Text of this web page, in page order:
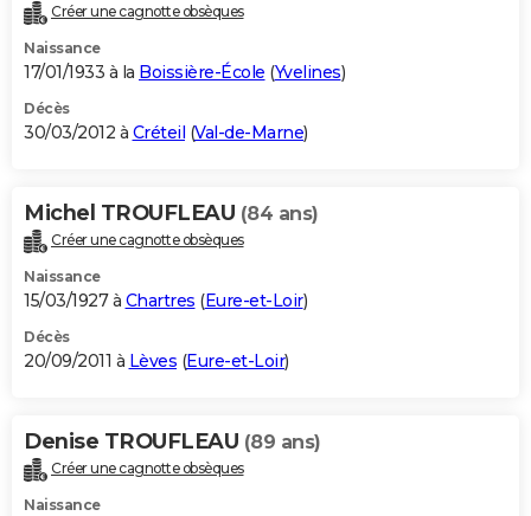
Créer une cagnotte obsèques
Naissance
17/01/1933 à la Boissière-École (Yvelines)
Décès
30/03/2012 à Créteil (Val-de-Marne)
Michel TROUFLEAU (84 ans)
Créer une cagnotte obsèques
Naissance
15/03/1927 à Chartres (Eure-et-Loir)
Décès
20/09/2011 à Lèves (Eure-et-Loir)
Denise TROUFLEAU (89 ans)
Créer une cagnotte obsèques
Naissance